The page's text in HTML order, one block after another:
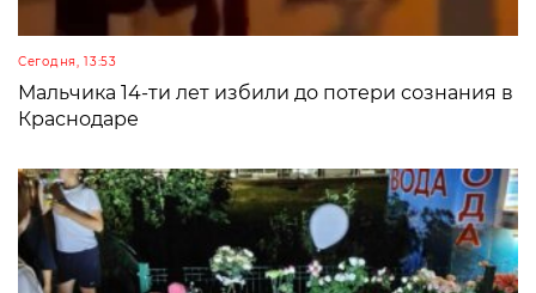
Сегодня, 13:53
Мальчика 14-ти лет избили до потери сознания в
Краснодаре